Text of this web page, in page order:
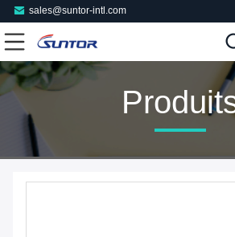
sales@suntor-intl.com